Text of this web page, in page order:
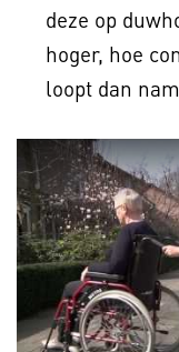
deze op
hoger, hoe
loopt dan